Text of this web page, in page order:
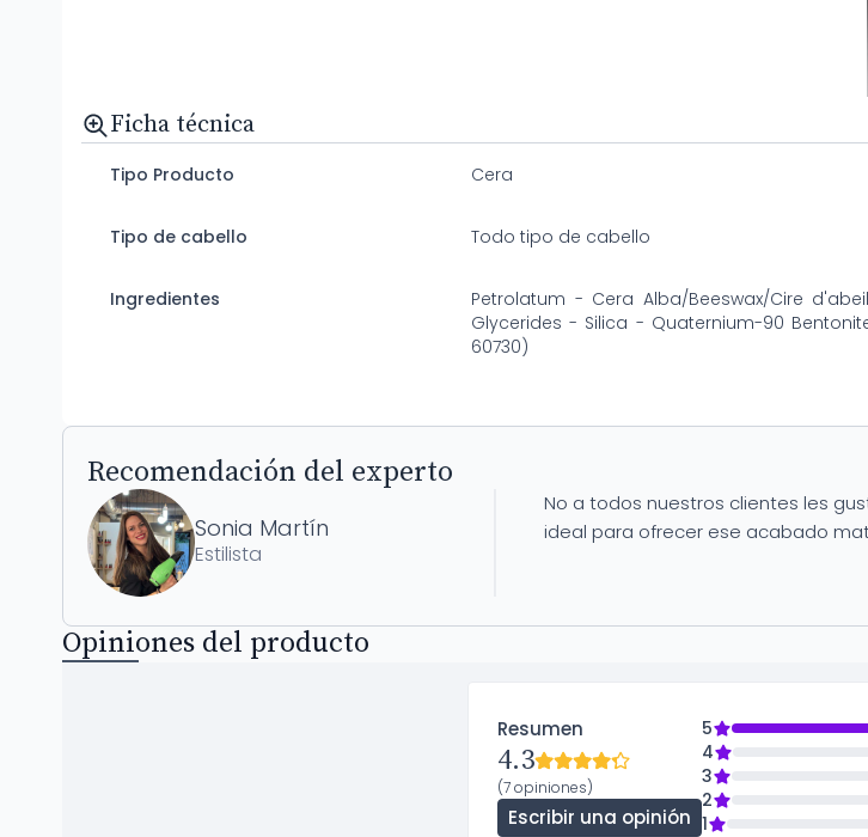
Ficha técnica
Tipo Producto Cera
Tipo de cabello Todo tipo de cabello
Ingredientes
Petrolatum - Cera Alba/Beeswax/Cire
Glycerides - Silica - Quaternium-90
60730)
Recomendación del experto
Sonia Martín
Estilista
No a todos nuestros clientes les
ideal para ofrecer ese acabado
Opiniones del producto
Resumen
4.3
(7 opiniones)
Escribir una opinión
5
4
3
2
1